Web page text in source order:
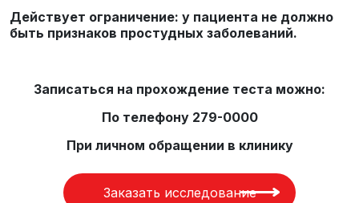
Действует ограничение: у пациента не должно
быть признаков простудных заболеваний.
Записаться на прохождение теста можно:
По телефону 279-0000
При личном обращении в клинику
Заказать исследование